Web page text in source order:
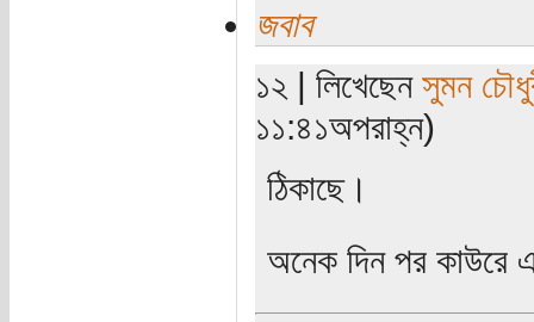
জবাব
১২ | লিখেছেন সুমন
১১:৪১অপরাহ্ন)
ঠিকাছে।
অনেক দিন পর কাউরে